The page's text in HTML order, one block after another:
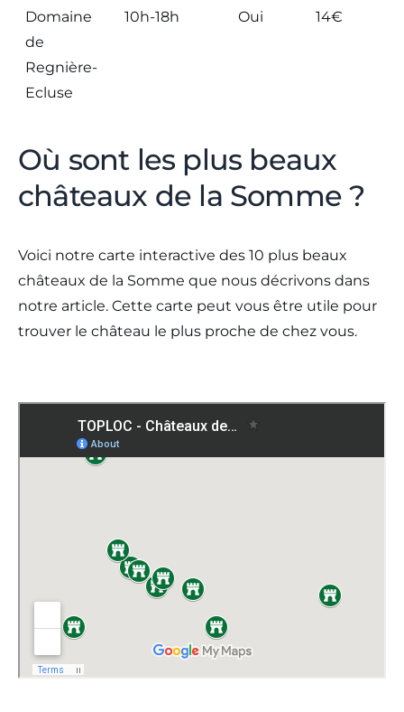
Domaine
de
Regnière-
Ecluse
10h-18h Oui 14€
Où sont les plus beaux
châteaux de la Somme ?
Voici notre carte interactive des 10 plus beaux
châteaux de la Somme que nous décrivons dans
notre article. Cette carte peut vous être utile pour
trouver le château le plus proche de chez vous.